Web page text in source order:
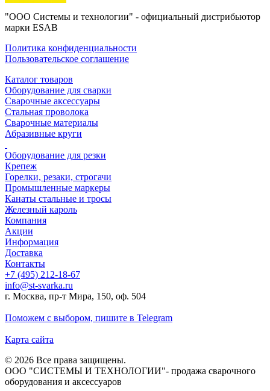
"ООО Системы и технологии" - официальный дистрибьютор
марки ESAB
Политика конфиденциальности
Пользовательское соглашение
Каталог товаров
Оборудование для сварки
Сварочные аксессуары
Стальная проволока
Сварочные материалы
Абразивные круги
Оборудование для резки
Крепеж
Горелки, резаки, строгачи
Промышленные маркеры
Канаты стальные и тросы
Железный кароль
Компания
Акции
Информация
Доставка
Контакты
+7 (495) 212-18-67
info@st-svarka.ru
г. Москва, пр-т Мира, 150, оф. 504
Поможем с выбором, пишите в Telegram
Карта сайта
© 2026 Все права защищены.
ООО "СИСТЕМЫ И ТЕХНОЛОГИИ"- продажа сварочного
оборудования и аксессуаров